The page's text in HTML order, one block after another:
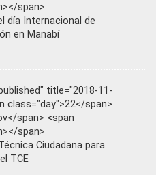
span>
día Internacional de
en Manabí
title="2018-11-
class="day">22</span>
span> <span
span>
Ciudadana para
TCE